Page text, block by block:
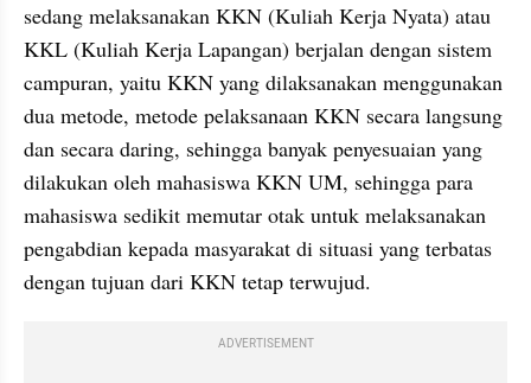
sedang melaksanakan KKN (Kuliah Kerja Nyata) atau
KKL (Kuliah Kerja Lapangan) berjalan dengan sistem
campuran, yaitu KKN yang dilaksanakan menggunakan
dua metode, metode pelaksanaan KKN secara langsung
dan secara daring, sehingga banyak penyesuaian yang
dilakukan oleh mahasiswa KKN UM, sehingga para
mahasiswa sedikit memutar otak untuk melaksanakan
pengabdian kepada masyarakat di situasi yang terbatas
dengan tujuan dari KKN tetap terwujud.
ADVERTISEMENT